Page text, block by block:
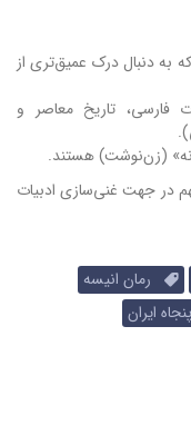
به دنبال درک عمیق‌تری از
فارسی، تاریخ معاصر و
(زن‌نوشت) هستند.
در جهت غنی‌سازی ادبیات
رمان انیسه
ایران